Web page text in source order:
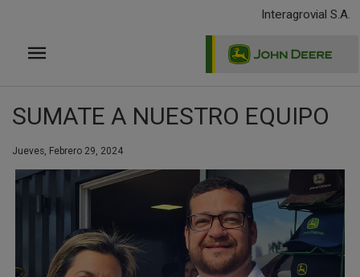
principal
Interagrovial S.A.
SUMATE A NUESTRO EQUIPO
Jueves, Febrero 29, 2024